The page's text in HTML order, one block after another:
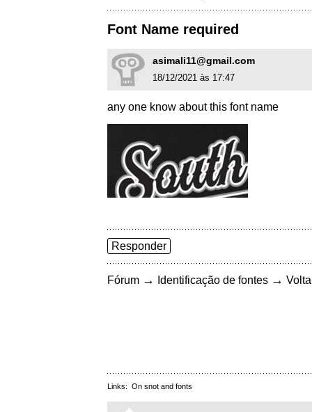
Font Name required
asimali11@gmail.com
18/12/2021 às 17:47
any one know about this font name
Responder
Fórum → Identificação de fontes →
Links: On snot and fonts